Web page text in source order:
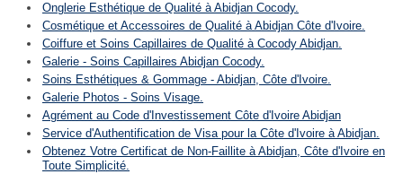
Onglerie Esthétique de Qualité à Abidjan Cocody.
Cosmétique et Accessoires de Qualité à Abidjan Côte d'Ivoire.
Coiffure et Soins Capillaires de Qualité à Cocody Abidjan.
Galerie - Soins Capillaires Abidjan Cocody.
Soins Esthétiques & Gommage - Abidjan, Côte d'Ivoire.
Galerie Photos - Soins Visage.
Agrément au Code d'Investissement Côte d'Ivoire Abidjan
Service d'Authentification de Visa pour la Côte d'Ivoire à Abidjan.
Obtenez Votre Certificat de Non-Faillite à Abidjan, Côte d'Ivoire en
Toute Simplicité.